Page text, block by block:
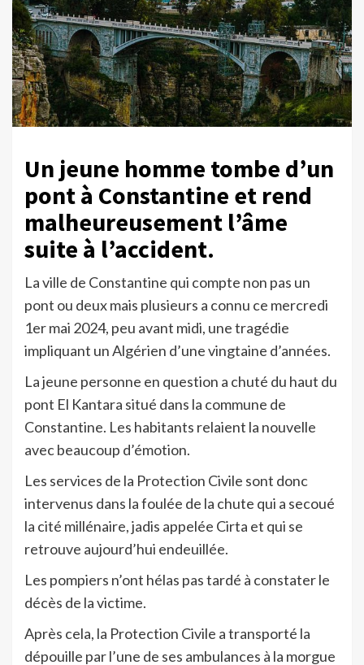
Un jeune homme tombe d’un
pont à Constantine et rend
malheureusement l’âme
suite à l’accident.
La ville de Constantine qui compte non pas un
pont ou deux mais plusieurs a connu ce mercredi
1er mai 2024, peu avant midi, une tragédie
impliquant un Algérien d’une vingtaine d’années.
La jeune personne en question a chuté du haut du
pont El Kantara situé dans la commune de
Constantine. Les habitants relaient la nouvelle
avec beaucoup d’émotion.
Les services de la Protection Civile sont donc
intervenus dans la foulée de la chute qui a secoué
la cité millénaire, jadis appelée Cirta et qui se
retrouve aujourd’hui endeuillée.
Les pompiers n’ont hélas pas tardé à constater le
décès de la victime.
Après cela, la Protection Civile a transporté la
dépouille par l’une de ses ambulances à la morgue